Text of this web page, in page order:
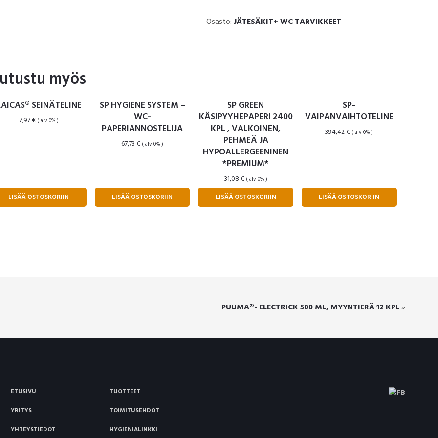
Osasto:JÄTESÄKIT+ WC TARVIKKEET
myös
SEINÄTELINE
7,97€ ( alv 0% )
LISÄÄ OSTOSKORIIN
SP HYGIENE SYSTEM –
WC-
PAPERIANNOSTELIJA
67,73€ ( alv 0% )
LISÄÄ OSTOSKORIIN
SP GREEN
KÄSIPYYHEPAPERI 2400
KPL , VALKOINEN,
PEHMEÄ JA
HYPOALLERGEENINEN
*PREMIUM*
31,08€ ( alv 0% )
LISÄÄ OSTOSKORIIN
SP-
VAIPANVAIHTOTELINE
394,42€ ( alv 0% )
LISÄÄ OSTOSKORIIN
PUUMA®- ELECTRICK 500 ML, MYYNTIERÄ 12 KPL»
ETUSIVU
TUOTTEET
YRITYS
TOIMITUSEHDOT
YHTEYSTIEDOT
HYGIENIALINKKI